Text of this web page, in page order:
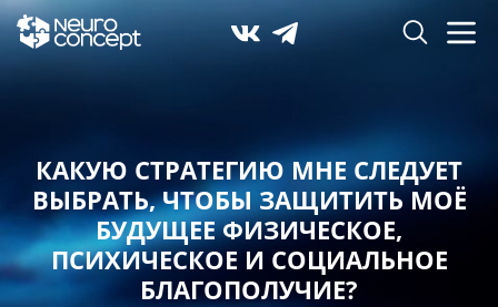
КАКУЮ СТРАТЕГИЮ МНЕ СЛЕДУЕТ
ВЫБРАТЬ,ЧТОБЫ ЗАЩИТИТЬ МОЁ
БУДУЩЕЕ ФИЗИЧЕСКОЕ,
ПСИХИЧЕСКОЕ И СОЦИАЛЬНОЕ
БЛАГОПОЛУЧИЕ?